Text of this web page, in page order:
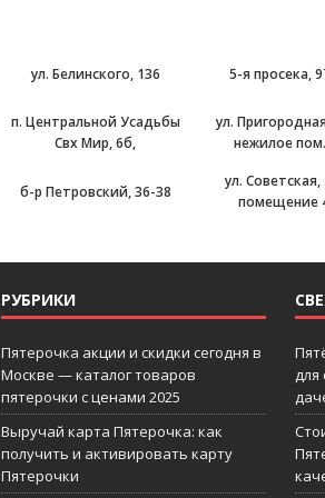
ул. Белинского, 136 5-я просека,
п. Центральной Усадьбы
Свх Мир, 6б,
ул.
нежилое
б-р Петровский, 36-38
ул. Советская,
помещение
РУБРИКИ
Пятерочка акции и скидки сегодня в
Москве — каталог товаров
пятерочки с ценами 2025
Выручай карта Пятерочка: как
получить и активировать карту
Пятерочки
для